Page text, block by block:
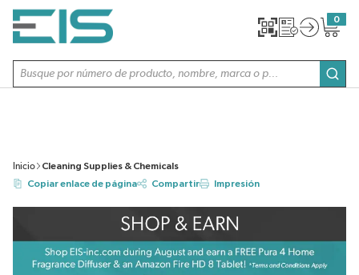
SALTAR AL CONTENIDO PRINCIPAL
Búsqueda de sitio
0
{0}
Inicio
Cleaning Supplies & Chemicals
Copiar enlace de página
Compartir Impresión